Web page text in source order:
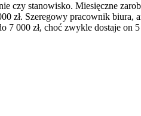
stanowisko. Miesięczne
zł. Szeregowy pracownik
7 000 zł, choć zwykle dostaje on 5